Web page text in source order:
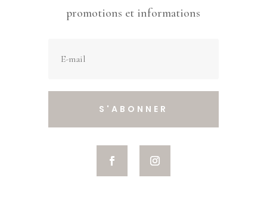
promotions et informations
S'ABONNER